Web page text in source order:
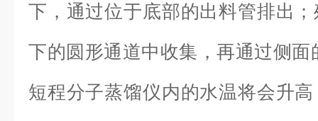
下，通过位于底部的出料管排出
下的圆形通道中收集，再通过侧面
短程分子蒸馏仪内的水温将会升